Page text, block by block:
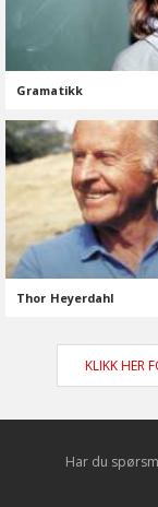
Gramatikk
Thor Heyerdahl
KLIKK HER
Har du